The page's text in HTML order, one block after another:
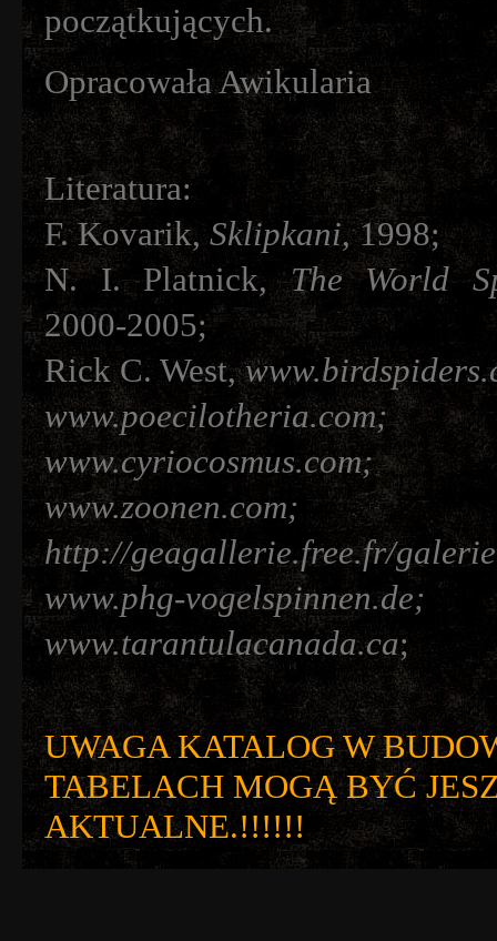
początkujących.
Opracowała Awikularia
Literatura:
F. Kovarik,Sklipkani, 1998;
N. I. Platnick,The World
2000-2005;
Rick C. West,
www.poecilotheria.com;
www.cyriocosmus.com;
www.zoonen.com;
http://geagallerie.free.fr/
www.phg-vogelspinnen.de;
www.tarantulacanada.ca;
UWAGA KATALOG W
TABELACH MOGĄ BYĆ
AKTUALNE.!!!!!!